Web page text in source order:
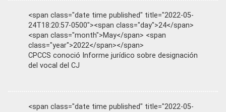
<span class="date time published" title="2022-05-
24T18:20:57-0500"><span class="day">24</span>
<span class="month">May</span> <span
class="year">2022</span></span>
CPCCS conoció Informe jurídico sobre designación
del vocal del CJ
<span class="date time published" title="2022-05-